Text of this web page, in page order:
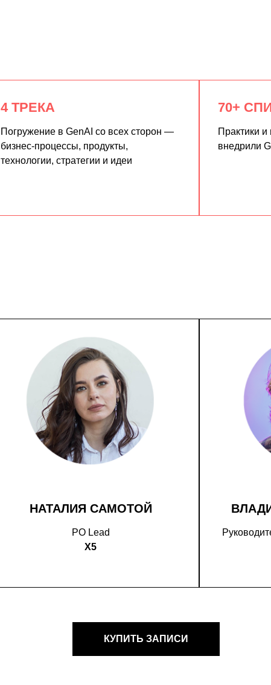
4 ТРЕКА
Погружение в GenAI со всех сторон —
бизнес-процессы, продукты,
технологии, стратегии и идеи
70+
Практики
внедрили
НАТАЛИЯ САМОТОЙ
PO Lead
X5
КУПИТЬ ЗАПИСИ